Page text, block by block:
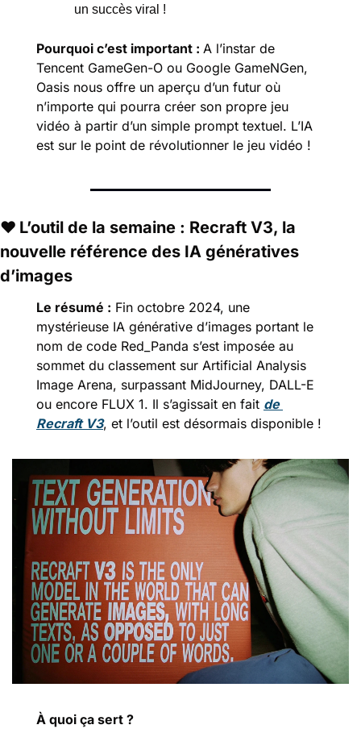
un succès viral !
Pourquoi c’est important : A l’instar de
Tencent GameGen-O ou Google GameNGen,
Oasis nous offre un aperçu d’un futur où
n’importe qui pourra créer son propre jeu
vidéo à partir d’un simple prompt textuel. L’IA
est sur le point de révolutionner le jeu vidéo !
❤️ L’outil de la semaine : Recraft V3, la
nouvelle référence des IA génératives
d’images
Le résumé : Fin octobre 2024, une
mystérieuse IA générative d’images portant le
nom de code Red_Panda s’est imposée au
sommet du classement sur Artificial Analysis
Image Arena, surpassant MidJourney, DALL-E
ou encore FLUX 1. Il s’agissait en fait de
Recraft V3, et l’outil est désormais disponible !
À quoi ça sert ?